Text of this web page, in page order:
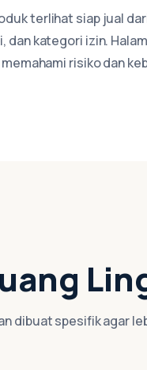
terlihat siap jual
dan kategori izin.
memahami risiko dan
dibuat spesifik agar